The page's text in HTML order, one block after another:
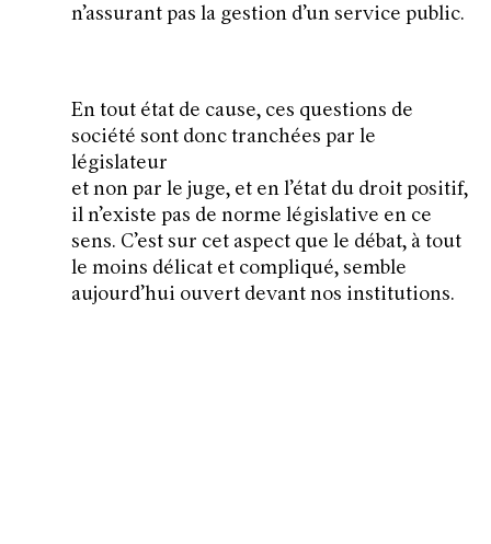
n’assurant pas la gestion d’un service public.
En tout état de cause, ces questions de
société sont donc tranchées par le
législateur
et non par le juge, et en l’état du droit positif,
il n’existe pas de norme législative en ce
sens. C’est sur cet aspect que le débat, à tout
le moins délicat et compliqué, semble
aujourd’hui ouvert devant nos institutions.